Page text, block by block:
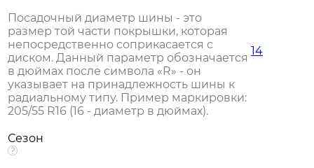
Посадочный диаметр шины - это
размер той части покрышки, которая
непосредственно соприкасается с
диском. Данный параметр обозначается
в дюймах после символа «R» - он
указывает на принадлежность шины к
радиальному типу. Пример маркировки:
205/55 R16 (16 - диаметр в дюймах).
14
Сезон